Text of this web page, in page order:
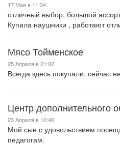
17 Мая в 11:34
отличный выбор, большой
Купила наушники , работают
Мясо Тойменское
25 Апреля в 21:02
Всегда здесь покупали, сейчас
Центр дополнительного
23 Апреля в 10:46
Мой сын с удовольствием
педагогам.